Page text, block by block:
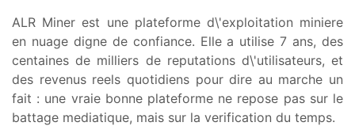
ALR Miner est une plateforme d\'exploitation miniere
en nuage digne de confiance. Elle a utilise 7 ans, des
centaines de milliers de reputations d\'utilisateurs, et
des revenus reels quotidiens pour dire au marche un
fait : une vraie bonne plateforme ne repose pas sur le
battage mediatique, mais sur la verification du temps.